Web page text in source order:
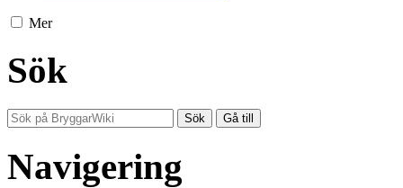
Mer
Sök
Navigering